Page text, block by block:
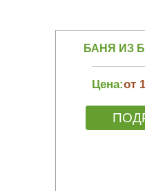
БАНЯ ИЗ
Цена:от